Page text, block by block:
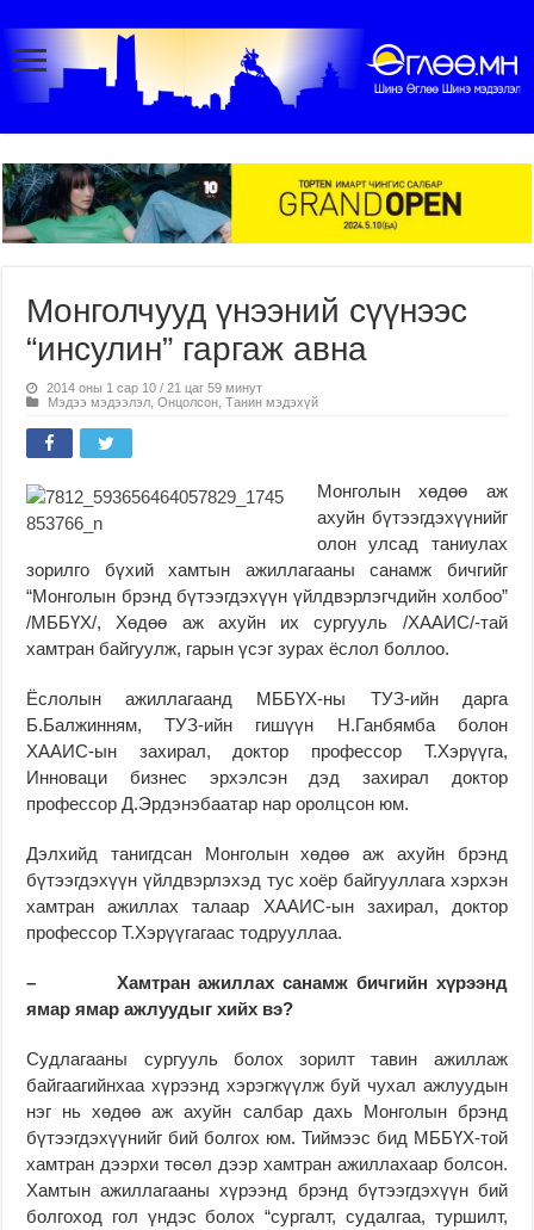
Монголчууд үнээний сүүнээс
“инсулин” гаргаж авна
2014 оны 1 сар 10 / 21 цаг 59 минут
Мэдээ мэдээлэл ,Онцолсон ,Танин мэдэхүй
Монголын хөдөө аж
ахуйн бүтээгдэхүүнийг
олон улсад таниулах
зорилго бүхий хамтын ажиллагааны санамж бичгийг
“Монголын брэнд бүтээгдэхүүн үйлдвэрлэгчдийн холбоо”
/МББҮХ/, Хөдөө аж ахуйн их сургууль /ХААИС/-тай
хамтран байгуулж, гарын үсэг зурах ёслол боллоо.
Ёслолын ажиллагаанд МББҮХ-ны ТУЗ-ийн дарга
Б.Балжинням, ТУЗ-ийн гишүүн Н.Ганбямба болон
ХААИС-ын захирал, доктор профессор Т.Хэрүүга,
Инноваци бизнес эрхэлсэн дэд захирал доктор
профессор Д.Эрдэнэбаатар нар оролцсон юм.
Дэлхийд танигдсан Монголын хөдөө аж ахуйн брэнд
бүтээгдэхүүн үйлдвэрлэхэд тус хоёр байгууллага хэрхэн
хамтран ажиллах талаар ХААИС-ын захирал, доктор
профессор Т.Хэрүүгагаас тодрууллаа.
– Хамтран ажиллах санамж бичгийн хүрээнд
ямар ямар ажлуудыг хийх вэ?
Судлагааны сургууль болох зорилт тавин ажиллаж
байгаагийнхаа хүрээнд хэрэгжүүлж буй чухал ажлуудын
нэг нь хөдөө аж ахуйн салбар дахь Монголын брэнд
бүтээгдэхүүнийг бий болгох юм. Тиймээс бид МББҮХ-той
хамтран дээрхи төсөл дээр хамтран ажиллахаар болсон.
Хамтын ажиллагааны хүрээнд брэнд бүтээгдэхүүн бий
болгоход гол үндэс болох “сургалт, судалгаа, туршилт,